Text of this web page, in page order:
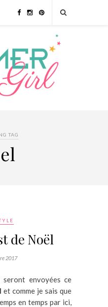
TAG
de Noël
2017
envoyées ce
et comme je sais que
en temps par ici,